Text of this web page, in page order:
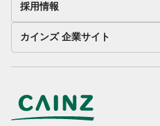
採用情報
カインズ 企業サイト